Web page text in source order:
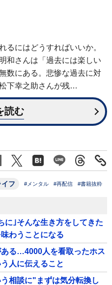
るにはどうすればいいか。
和さんは「過去には楽しい
数にある。悲惨な過去に対
下幸之助さんが残…
読む
イフ #メンタル #再配信 #書籍抜粋
に｣そんな生き方をしてきた
わうことになる
る…4000人を看取ったホス
人に伝えること
相談に"まずは気分転換し